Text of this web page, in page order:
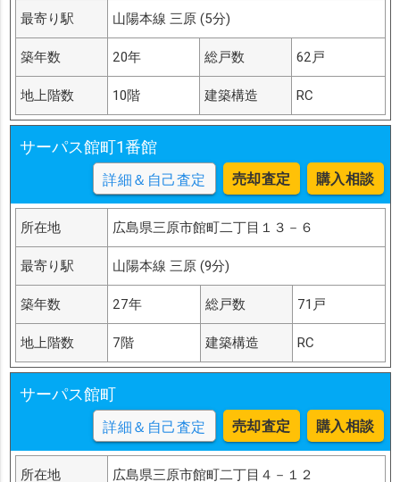
最寄り駅 山陽本線 三原 (5分)
築年数 20年 総戸数 62戸
地上階数 10階 建築構造 RC
サーパス館町1番館
詳細＆自己査定 売却査定 購入相談
所在地 広島県三原市館町二丁目１３－６
最寄り駅 山陽本線 三原 (9分)
築年数 27年 総戸数 71戸
地上階数 7階 建築構造 RC
サーパス館町
詳細＆自己査定 売却査定 購入相談
所在地 広島県三原市館町二丁目４－１２